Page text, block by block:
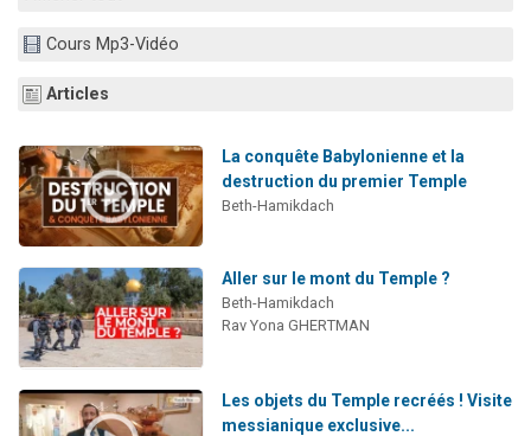
Cours Mp3-Vidéo
Articles
La conquête Babylonienne et la
destruction du premier Temple
Beth-Hamikdach
Aller sur le mont du Temple ?
Beth-Hamikdach
Rav Yona GHERTMAN
Les objets du Temple recréés ! Visite
messianique exclusive...